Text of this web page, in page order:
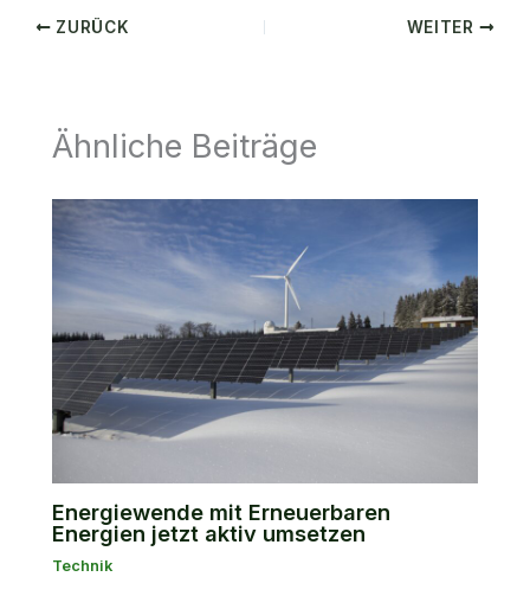
ZURÜCK WEITER
Ähnliche Beiträge
Energiewende mit Erneuerbaren
Energien jetzt aktiv umsetzen
Technik